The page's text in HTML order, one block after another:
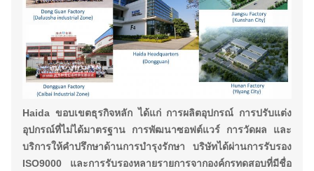
Haida ขอบเขตธุรกิจหลัก ได้แก่ การผลิตอุปกรณ์ การปรับแต่ง
อุปกรณ์ที่ไม่ได้มาตรฐาน การพัฒนาซอฟต์แวร์ การวัดผล และ
บริการให้คำปรึกษาด้านการบำรุงรักษา บริษัทได้ผ่านการรับรอง
ISO9000 และการรับรองหลายรายการจากองค์กรทดสอบที่มีชื่อ